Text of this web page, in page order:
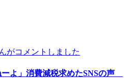
がコメントしました
ーよ」消費減税求めたSNSの声